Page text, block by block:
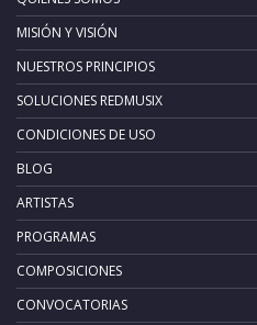
MISIÓN Y VISIÓN
NUESTROS PRINCIPIOS
SOLUCIONES REDMUSIX
CONDICIONES DE USO
BLOG
ARTISTAS
PROGRAMAS
COMPOSICIONES
CONVOCATORIAS